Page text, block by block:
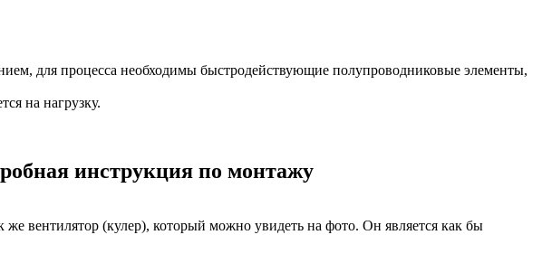
для процесса необходимы быстродействующие полупроводниковые элементы,
на нагрузку.
инструкция по монтажу
вентилятор (кулер), который можно увидеть на фото. Он является как бы